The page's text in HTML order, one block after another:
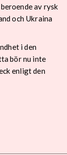
av rysk
och Ukraina
i den
bör nu inte
enligt den